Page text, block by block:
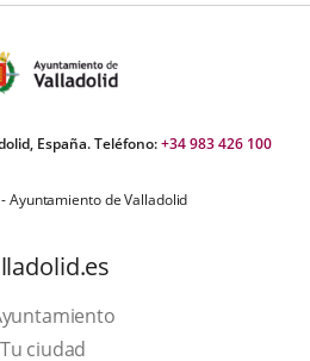
España. Teléfono:+34 983 426 100
Ayuntamiento de Valladolid
Tu ciudad